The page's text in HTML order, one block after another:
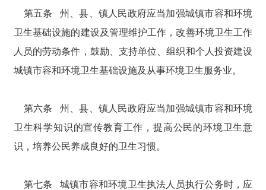
第五条 州、县、镇人民政府应当加强城镇市容和环境
卫生基础设施的建设及管理维护工作，改善环境卫生工作
人员的劳动条件，鼓励、支持单位、组织和个人投资建设
城镇市容和环境卫生基础设施及从事环境卫生服务业。
第六条 州、县、镇人民政府应当加强城镇市容和环境
卫生科学知识的宣传教育工作，提高公民的环境卫生意
识，培养公民养成良好的卫生习惯。
第七条 城镇市容和环境卫生执法人员执行公务时，应